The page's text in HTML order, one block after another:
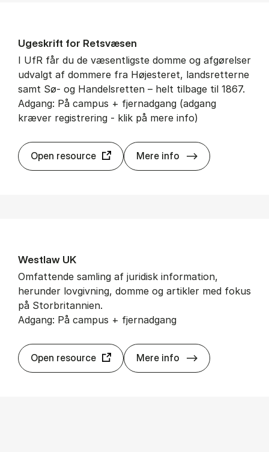
Uge­skrift for Retsvæ­sen
I UfR får du de væsentligste domme og afgørelser
udvalgt af dommere fra Højesteret, landsretterne
samt Sø- og Handelsretten – helt tilbage til 1867.
Adgang: På campus + fjernadgang (adgang
kræver registrering - klik på mere info)
Open resource Mere info Uge­skrift for
West­law UK
Omfattende samling af juridisk information,
herunder lovgivning, domme og artikler med fokus
på Storbritannien.
Adgang: På campus + fjernadgang
Open resource Mere info West­law UK